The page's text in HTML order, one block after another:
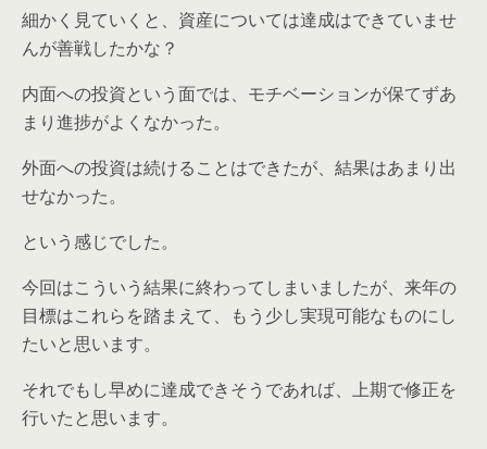
細かく見ていくと、資産については達成はできていませ
んが善戦したかな？
内面への投資という面では、モチベーションが保てずあ
まり進捗がよくなかった。
外面への投資は続けることはできたが、結果はあまり出
せなかった。
という感じでした。
今回はこういう結果に終わってしまいましたが、来年の
目標はこれらを踏まえて、もう少し実現可能なものにし
たいと思います。
それでもし早めに達成できそうであれば、上期で修正を
行いたと思います。